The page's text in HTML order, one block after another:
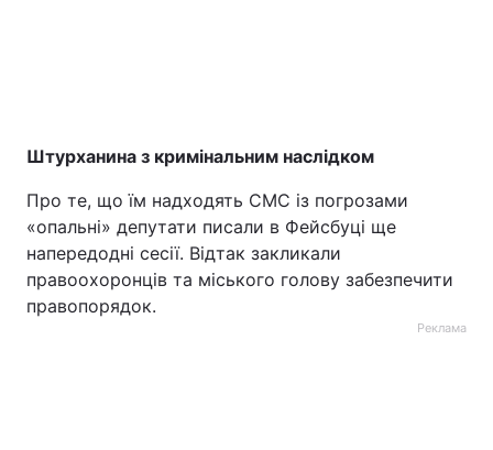
Штурханина з кримінальним наслідком
Про те, що їм надходять СМС із погрозами
«опальні» депутати писали в Фейсбуці ще
напередодні сесії. Відтак закликали
правоохоронців та міського голову забезпечити
правопорядок.
Реклама